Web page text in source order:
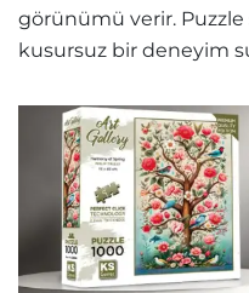
görünümü verir.
kusursuz bir deneyim